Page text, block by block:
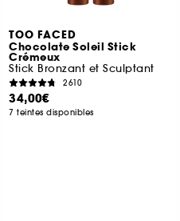
TOO FACED
Chocolate Soleil Stick
Crémeux
Stick Bronzant et Sculptant
2610
34,00€
7 teintes disponibles